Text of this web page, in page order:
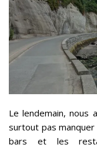
Le lendemain, nous
surtout pas manquer
bars et les